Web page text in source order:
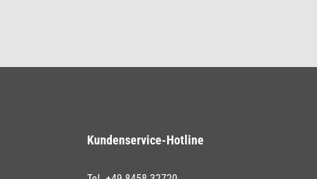
Kundenservice-Hotline